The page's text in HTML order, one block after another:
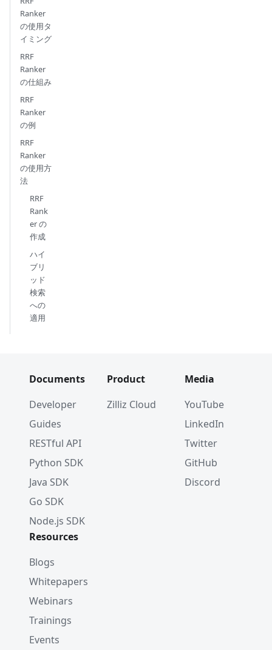
Ranker
の使用タ
イミング
RRF
Ranker
の仕組み
RRF
Ranker
の例
RRF
Ranker
の使用方
法
RRF
Rank
er の
作成
ハイ
ブリ
ッド
検索
への
適用
Documents
Developer
Guides
RESTful API
Python SDK
Java SDK
Go SDK
Node.js SDK
Product
Zilliz Cloud
Media
YouTube
LinkedIn
Twitter
GitHub
Discord
Resources
Blogs
Whitepapers
Webinars
Trainings
Events